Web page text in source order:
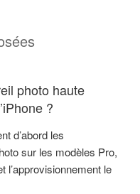
photo haute
?
d’abord les
sur les modèles Pro,
l’approvisionnement le